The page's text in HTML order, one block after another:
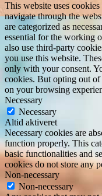
This website uses
navigate through the
are categorized as
essential for the working
also use third-party
you use this website.
only with your consent.
cookies. But opting out of
on your browsing
Necessary
Necessary
Altid aktiveret
Necessary cookies are
function properly. This
basic functionalities and
cookies do not store any
Non-necessary
Non-necessary